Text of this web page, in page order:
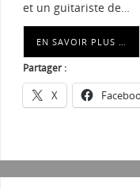
et un guitariste de…
EN SAVOIR PLUS …
Partager :
X